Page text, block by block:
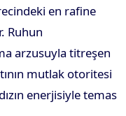
en rafine
Ruhun
arzusuyla titreşen
mutlak otoritesi
enerjisiyle temas